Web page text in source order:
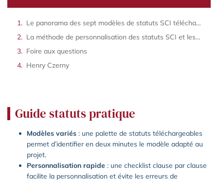
Le panorama des sept modèles de statuts SCI téléchargeables et modulables selon vos besoins
La méthode de personnalisation des statuts SCI et les vérifications juridiques à effectuer avant signature
Foire aux questions
Henry Czerny
Guide statuts pratique
Modèles variés : une palette de statuts téléchargeables
permet d’identifier en deux minutes le modèle adapté au
projet.
Personnalisation rapide : une checklist clause par clause
facilite la personnalisation et évite les erreurs de